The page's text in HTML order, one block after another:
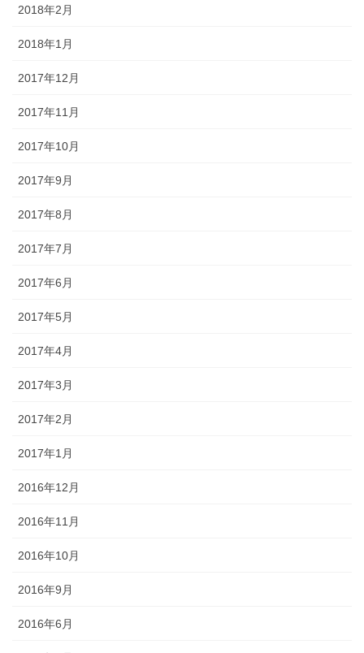
2018年2月
2018年1月
2017年12月
2017年11月
2017年10月
2017年9月
2017年8月
2017年7月
2017年6月
2017年5月
2017年4月
2017年3月
2017年2月
2017年1月
2016年12月
2016年11月
2016年10月
2016年9月
2016年6月